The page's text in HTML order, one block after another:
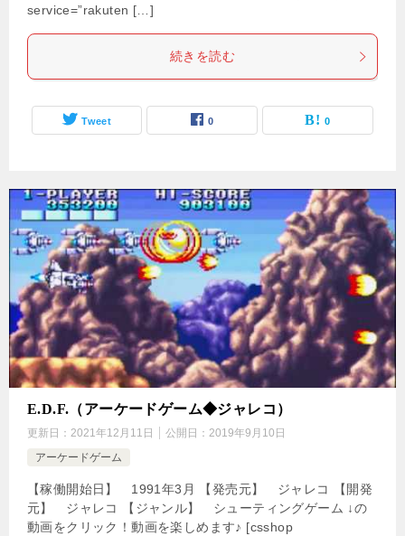
service=”rakuten […]
続きを読む
Tweet 0 0
E.D.F.（アーケードゲーム◆ジャレコ）
更新日： 2021年12月11日 公開日： 2019年9月10日
アーケードゲーム
【稼働開始日】 1991年3月 【発売元】 ジャレコ 【開発
元】 ジャレコ 【ジャンル】 シューティングゲーム ↓の
動画をクリック！動画を楽しめます♪ [csshop